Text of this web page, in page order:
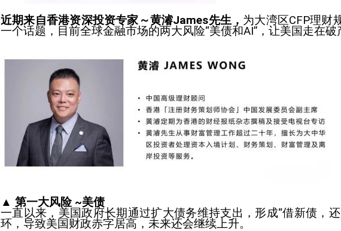
近期来自香港资深投资专家～黄濬James先生， 为大湾区CFP理财
一个话题，目前全球金融市场的两大风险“美债和AI”，让美国走在破
▲ 第一大风险 ~美债
一直以来，美国政府长期通过扩大债务维持支出，形成“借新债，
环，导致美国财政赤字居高，未来还会继续上升。